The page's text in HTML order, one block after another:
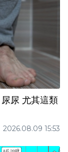
尿 尤其這類
2026.08.09 15:53